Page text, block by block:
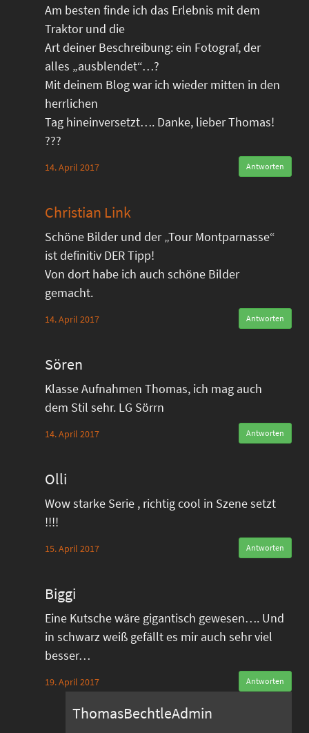
Am besten finde ich das Erlebnis mit dem
Traktor und die
Art deiner Beschreibung: ein Fotograf, der
alles „ausblendet“…?
Mit deinem Blog war ich wieder mitten in den
herrlichen
Tag hineinversetzt…. Danke, lieber Thomas!
???
14. April 2017 Antworten
Christian Link
Schöne Bilder und der „Tour Montparnasse“
ist definitiv DER Tipp!
Von dort habe ich auch schöne Bilder
gemacht.
14. April 2017 Antworten
Sören
Klasse Aufnahmen Thomas, ich mag auch
dem Stil sehr. LG Sörrn
14. April 2017 Antworten
Olli
Wow starke Serie , richtig cool in Szene setzt
!!!!
15. April 2017 Antworten
Biggi
Eine Kutsche wäre gigantisch gewesen…. Und
in schwarz weiß gefällt es mir auch sehr viel
besser…
19. April 2017 Antworten
ThomasBechtleAdmin